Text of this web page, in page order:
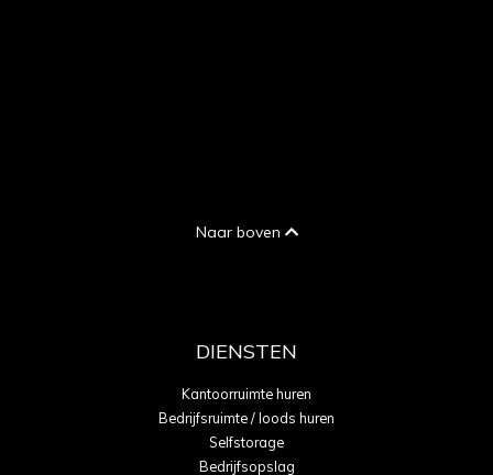
Naar boven
DIENSTEN
Kantoorruimte huren
Bedrijfsruimte / loods huren
Selfstorage
Bedrijfsopslag